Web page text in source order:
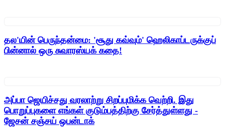
தல'யின் பெருந்தன்மை: 'சூது கவ்வும்' ஹெலிகாப்டருக்குப்
பின்னால் ஒரு சுவாரஸ்யக் கதை!
அப்பா ஜெயிச்சது வரலாற்று சிறப்புமிக்க வெற்றி. இது
பொறுப்புகளை எங்கள் குடும்பத்திற்கு சேர்த்துள்ளது -
ஜேசன் சஞ்சய் ஒபன்டாக்